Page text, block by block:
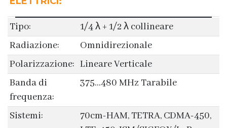
Tipo:
1/4 λ + 1/2 λ collineare
Radiazione:
Omnidirezionale
Polarizzazione: Lineare Verticale
Banda di
frequenza:
375…480 MHz Tarabile
Sistemi:
70cm-HAM, TETRA, CDMA-450,